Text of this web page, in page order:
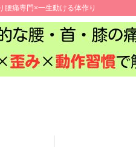
腰痛専門×一生動ける体作り